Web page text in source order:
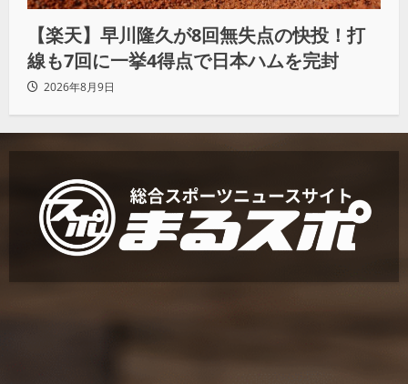
【楽天】早川隆久が8回無失点の快投！打
線も7回に一挙4得点で日本ハムを完封
2026年8月9日